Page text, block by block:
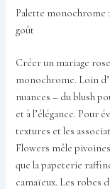
Palette monochrome
goût
Créer un mariage
monochrome. Loin
nuances – du blush
et à l’élégance. Pour
textures et les
Flowers mêle
que la papeterie
camaïeux. Les robes